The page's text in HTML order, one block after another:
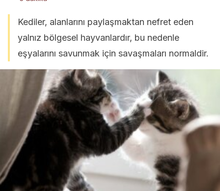
Kediler, alanlarını paylaşmaktan nefret eden
yalnız bölgesel hayvanlardır, bu nedenle
eşyalarını savunmak için savaşmaları normaldir.